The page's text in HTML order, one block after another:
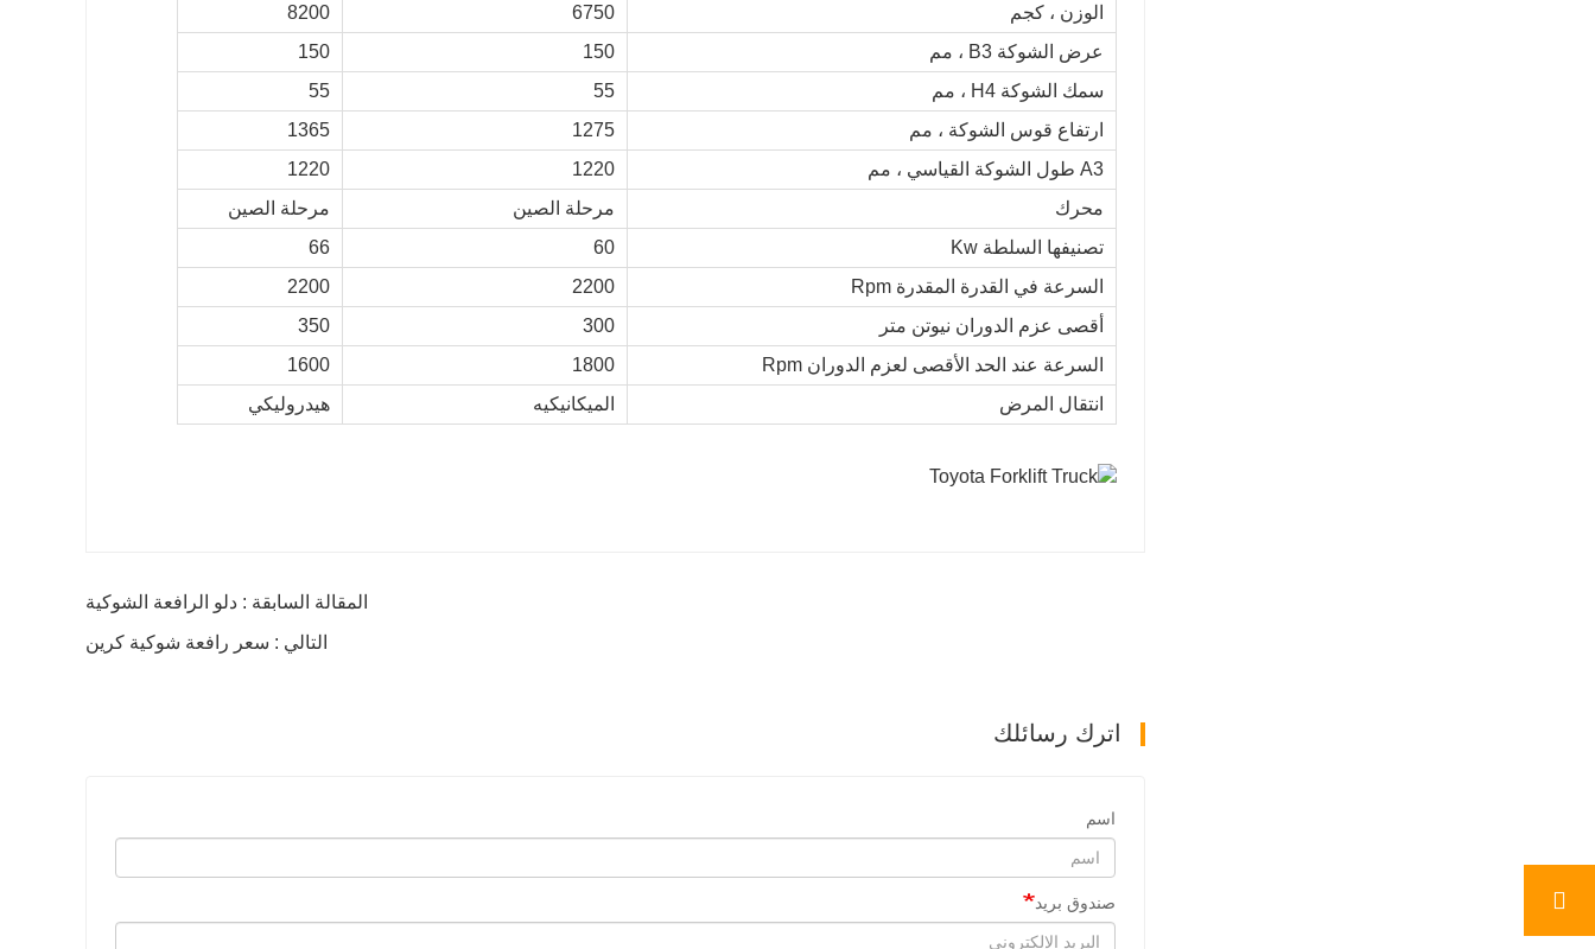
الوزن ، كجم
6750
8200
عرض الشوكة B3 ، مم
150
150
سمك الشوكة H4 ، مم
55
55
ارتفاع قوس الشوكة ، مم
1275
1365
A3 طول الشوكة القياسي ، مم
1220
1220
محرك
مرحلة الصين
مرحلة الصين
تصنيفها السلطة Kw
60
66
السرعة في القدرة المقدرة Rpm
2200
2200
أقصى عزم الدوران نيوتن متر
300
350
السرعة عند الحد الأقصى لعزم الدوران Rpm
1800
1600
انتقال المرض
الميكانيكيه هيدروليكي
المقالة السابقة : دلو الرافعة الشوكية
التالي : سعر رافعة شوكية كرين
اترك رسائلك
اسم
صندوق بريد